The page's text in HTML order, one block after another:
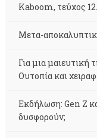
Kaboom, τεύχος
Μετα-
Για μια μαιευτική
Ουτοπία και
Εκδήλωση: Gen Z
δυσφορούν;